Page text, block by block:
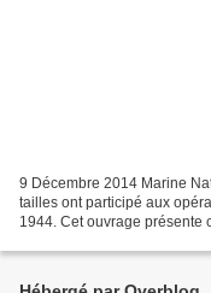
9 Décembre 2014 Marine
tailles ont participé aux
1944. Cet ouvrage présente